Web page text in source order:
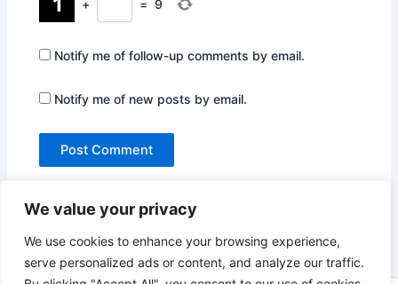
We value your privacy
We use cookies to enhance your browsing experience,
serve personalized ads or content, and analyze our traffic.
+ = 9
Notify me of follow-up comments by email.
Notify me of new posts by email.